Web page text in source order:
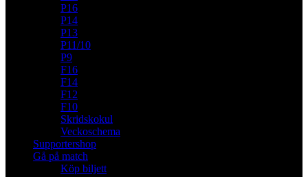
P16
P14
P13
P11/10
P9
F16
F14
F12
F10
Skridskokul
Veckoschema
Supportershop
Gå på match
Köp biljett